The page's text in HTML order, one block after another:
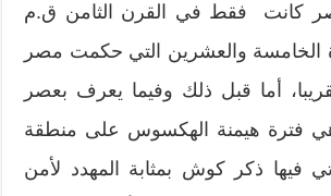
مصر كانت فقط في القرن الثامن ق.م
الخامسة والعشرين التي حكمت مصر
أما قبل ذلك وفيما يعرف بعصر
وهي فترة هيمنة الهكسوس على منطقة
فيها ذكر كوش بمثابة المهدد لأمن